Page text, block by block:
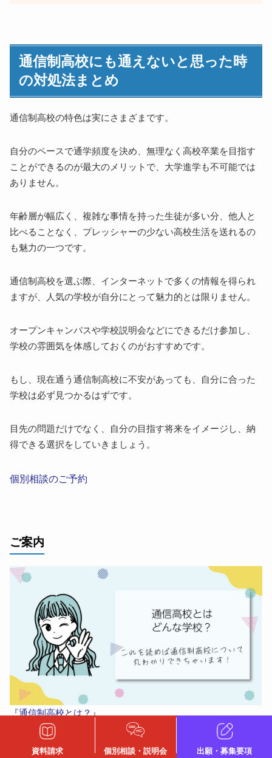
通信制高校にも通えないと思った時
の対処法まとめ
通信制高校の特色は実にさまざまです。
自分のペースで通学頻度を決め、無理なく高校卒業を目指す
ことができるのが最大のメリットで、大学進学も不可能では
ありません。
年齢層が幅広く、複雑な事情を持った生徒が多い分、他人と
比べることなく、プレッシャーの少ない高校生活を送れるの
も魅力の一つです。
通信制高校を選ぶ際、インターネットで多くの情報を得られ
ますが、人気の学校が自分にとって魅力的とは限りません。
オープンキャンパスや学校説明会などにできるだけ参加し、
学校の雰囲気を体感しておくのがおすすめです。
もし、現在通う通信制高校に不安があっても、自分に合った
学校は必ず見つかるはずです。
目先の問題だけでなく、自分の目指す将来をイメージし、納
得できる選択をしていきましょう。
個別相談のご予約
ご案内
『通信制高校とは？』
資料請求 個別相談・説明会 出願・募集要項